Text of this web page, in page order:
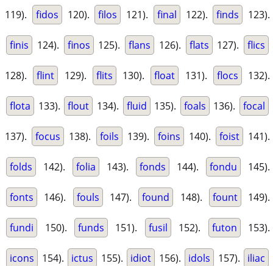
119). fidos 120). filos 121). final 122). finds 123).
finis 124). finos 125). flans 126). flats 127). flics
128). flint 129). flits 130). float 131). flocs 132).
flota 133). flout 134). fluid 135). foals 136). focal
137). focus 138). foils 139). foins 140). foist 141).
folds 142). folia 143). fonds 144). fondu 145).
fonts 146). fouls 147). found 148). fount 149).
fundi 150). funds 151). fusil 152). futon 153).
icons 154). ictus 155). idiot 156). idols 157). iliac